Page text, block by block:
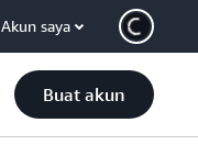
Akun saya
Buat akun